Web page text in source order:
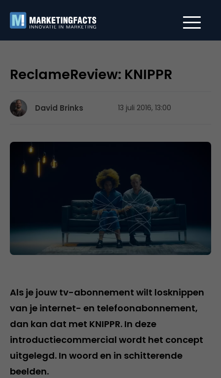
ReclameReview: KNIPPR
David Brinks 13 juli 2016, 13:00
Als je jouw tv-abonnement wilt losknippen
van je internet- en telefoonabonnement,
dan kan dat met KNIPPR. In deze
introductiecommercial wordt het concept
uitgelegd. In woord en in schitterende
beelden.